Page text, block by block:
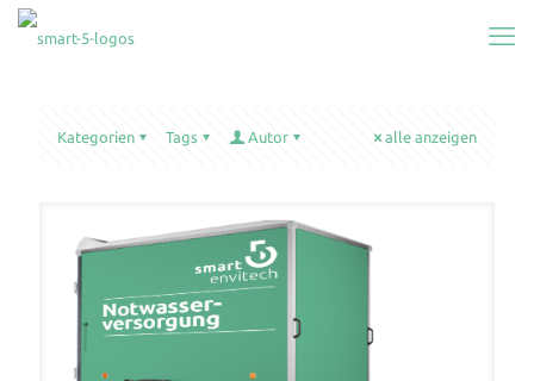
Kategorien Tags Autor alle anzeigen